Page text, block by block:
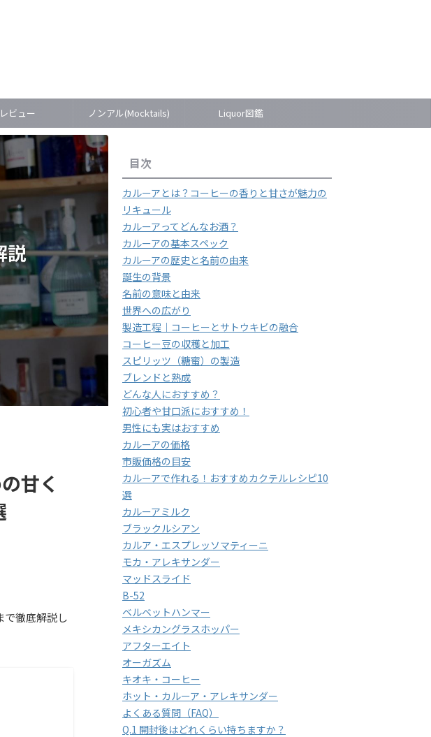
レビュー ノンアル(Mocktails) Liquor図鑑
甘く
で徹底解説し
目次
カルーアとは？コーヒーの香りと甘さが魅力の
リキュール
カルーアってどんなお酒？
カルーアの基本スペック
カルーアの歴史と名前の由来
誕生の背景
名前の意味と由来
世界への広がり
製造工程｜コーヒーとサトウキビの融合
コーヒー豆の収穫と加工
スピリッツ（糖蜜）の製造
ブレンドと熟成
どんな人におすすめ？
初心者や甘口派におすすめ！
男性にも実はおすすめ
カルーアの価格
市販価格の目安
カルーアで作れる！おすすめカクテルレシピ10
選
カルーアミルク
ブラックルシアン
カルア・エスプレッソマティーニ
モカ・アレキサンダー
マッドスライド
B-52
ベルベットハンマー
メキシカングラスホッパー
アフターエイト
オーガズム
キオキ・コーヒー
ホット・カルーア・アレキサンダー
よくある質問（FAQ）
Q.1 開封後はどれくらい持ちますか？